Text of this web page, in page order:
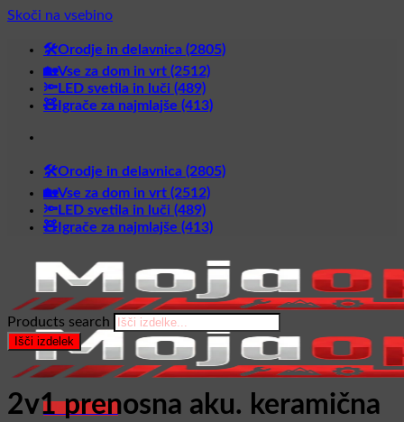
Skoči na vsebino
🛠️Orodje in delavnica (2805)
🏡Vse za dom in vrt (2512)
🔦LED svetila in luči (489)
🧸Igrače za najmlajše (413)
🛠️Orodje in delavnica (2805)
🏡Vse za dom in vrt (2512)
🔦LED svetila in luči (489)
🧸Igrače za najmlajše (413)
Glavni meni
Products search
Išči izdelek
2v1 prenosna aku. keramična